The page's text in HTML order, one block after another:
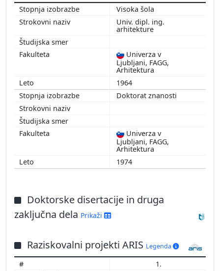
Visoka šola
Univ. dipl. ing.
arhitekture
Univerza v
Ljubljani, FAGG,
Arhitektura
1964
Doktorat znanosti
Univerza v
Ljubljani, FAGG,
Arhitektura
1974
Doktorske disertacije in druga
zaključna dela Prikaži
Raziskovalni projekti ARIS Legenda
1.